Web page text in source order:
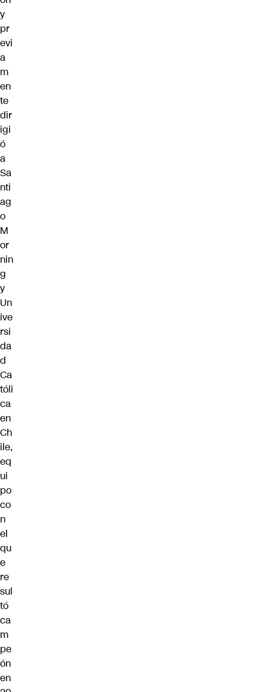
y
pr
evi
a
m
en
te
dir
igi
ó
a
Sa
nti
ag
o
M
or
nin
g
y
Un
ive
rsi
da
d
Ca
tóli
ca
en
Ch
ile,
eq
ui
po
co
n
el
qu
e
re
sul
tó
ca
m
pe
ón
en